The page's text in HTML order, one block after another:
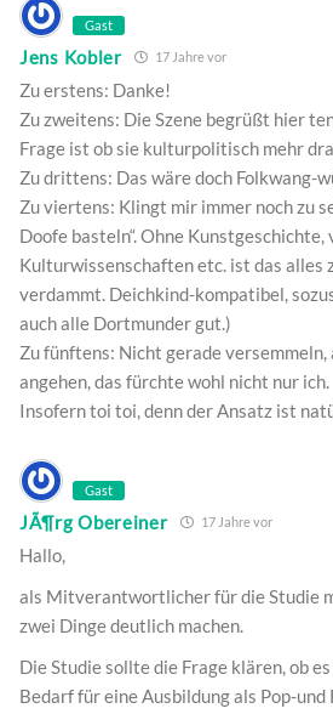
Gast
Jens Kobler 17 Jahre vor
Zu erstens: Danke!
Zu zweitens: Die Szene begrüßt hier
Frage ist ob sie kulturpolitisch mehr
Zu drittens: Das wäre doch Folkwang-
Zu viertens: Klingt mir immer noch zu
Doofe basteln“. Ohne
Kulturwissenschaften etc. ist das alles
verdammt. Deichkind-kompatibel,
auch alle Dortmunder gut.)
Zu fünftens: Nicht gerade
angehen, das fürchte wohl nicht nur ich.
Insofern toi toi, denn der Ansatz ist
Gast
JÃ¶rg Obereiner 17 Jahre vor
Hallo,
als Mitverantwortlicher für die Studie
zwei Dinge deutlich machen.
Die Studie sollte die Frage klären, ob
Bedarf für eine Ausbildung als Pop-